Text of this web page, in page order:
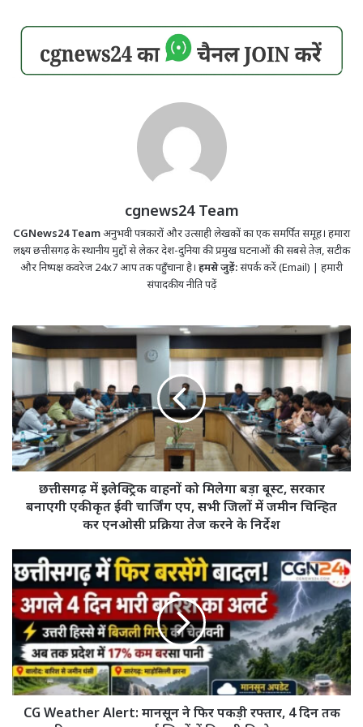
cgnews24 Team
CGNews24 Teamअनुभवी पत्रकारों और उत्साही लेखकों का एक समर्पित समूह। हमारा
लक्ष्य छत्तीसगढ़ के स्थानीय मुद्दों से लेकर देश-दुनिया की प्रमुख घटनाओं की सबसे तेज़, सटीक
और निष्पक्ष कवरेज 24x7 आप तक पहुँचाना है। हमसे जुड़ें:संपर्क करें (Email) | हमारी
संपादकीय नीति पढ़ें
छत्तीसगढ़
में
इलेक्ट्रिक
को
मिलेगा
बड़ा
बूस्ट,
सरकार
एकीकृत
एप,
सभी
जिलों
में
जमीन
चिन्हित
कर
एनओसी
प्रक्रिया
तेज
छत्तीसगढ़ में इलेक्ट्रिक वाहनों को मिलेगा बड़ा बूस्ट, सरकार
बनाएगी एकीकृत ईवी चार्जिंग एप, सभी जिलों में जमीन चिन्हित
कर एनओसी प्रक्रिया तेज करने के निर्देश
Weather
Alert:
मानसून
फिर
पकड़ी
रफ्तार,
4
दिनCG Weather Alert: मानसून ने फिर पकड़ी रफ्तार, 4 दिन तक